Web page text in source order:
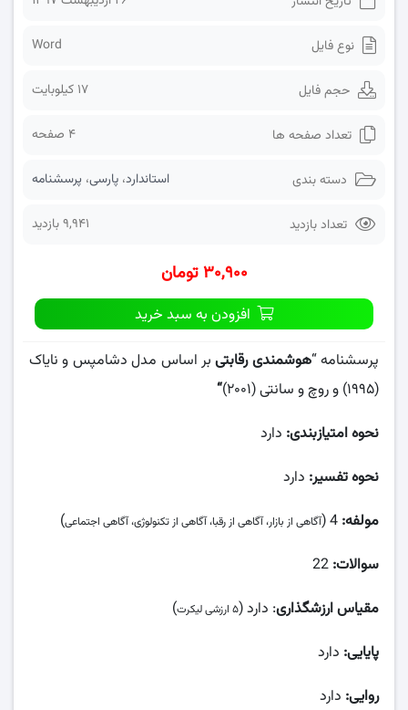
نوع فایل Word
حجم فایل 17 کیلوبایت
تعداد صفحه ها 4 صفحه
دسته بندی استاندارد، پارسی، پرسشنامه
تعداد بازدید 9,941 بازدید
۳۰,۹۰۰ تومان
افزودن به سبد خرید
پرسشنامه “هوشمندی رقابتی بر اساس مدل دشامپس و نایاک
(۱۹۹۵) و روچ و سانتی (۲۰۰۱)
“
نحوه امتیازبندی: دارد
نحوه تفسیر: دارد
مولفه:
آگاهی از بازار، آگاهی از رقبا، آگاهی از تکنولوژی، آگاهی اجتماعی)
سوالات:
مقیاس ارزشگذاری: دارد (۵ ارزشی لیکرت
)
پایایی: دارد
روایی: دارد